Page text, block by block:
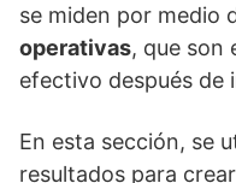
se miden por medio
operativas, que son
efectivo después de
En esta sección, se
resultados para